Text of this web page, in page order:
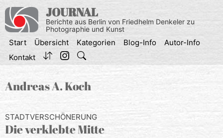
Inhalt
springen
JOURNAL
Berichte aus Berlin von Friedhelm Denkeler zu
Photographie und Kunst
Start Übersicht Kategorien Blog-Info
Autor-Info
Kontakt
Andreas A. Koch
STADTVERSCHÖNERUNG
Die verklebte Mitte